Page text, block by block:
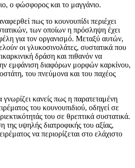
ο φώσφορος και το μαγγάνιο.
πως το κουνουπίδι περιέχει
των οποίων η πρόσληψη έχει
για τον οργανισμό. Μεταξύ αυτών,
οι γλυκοσινολάτες, συστατικά που
δράση και πιθανόν να
εμφάνιση διαφόρων μορφών καρκίνου,
του πνεύμονα και του παχέος
γνωρίζει κανείς πως η παρατεταμένη
του κουνουπιδιού, οδηγεί σε
του σε θρεπτικά συστατικά.
της υψηλής διατροφικής του αξίας,
να περιορίζεται στο ελάχιστο